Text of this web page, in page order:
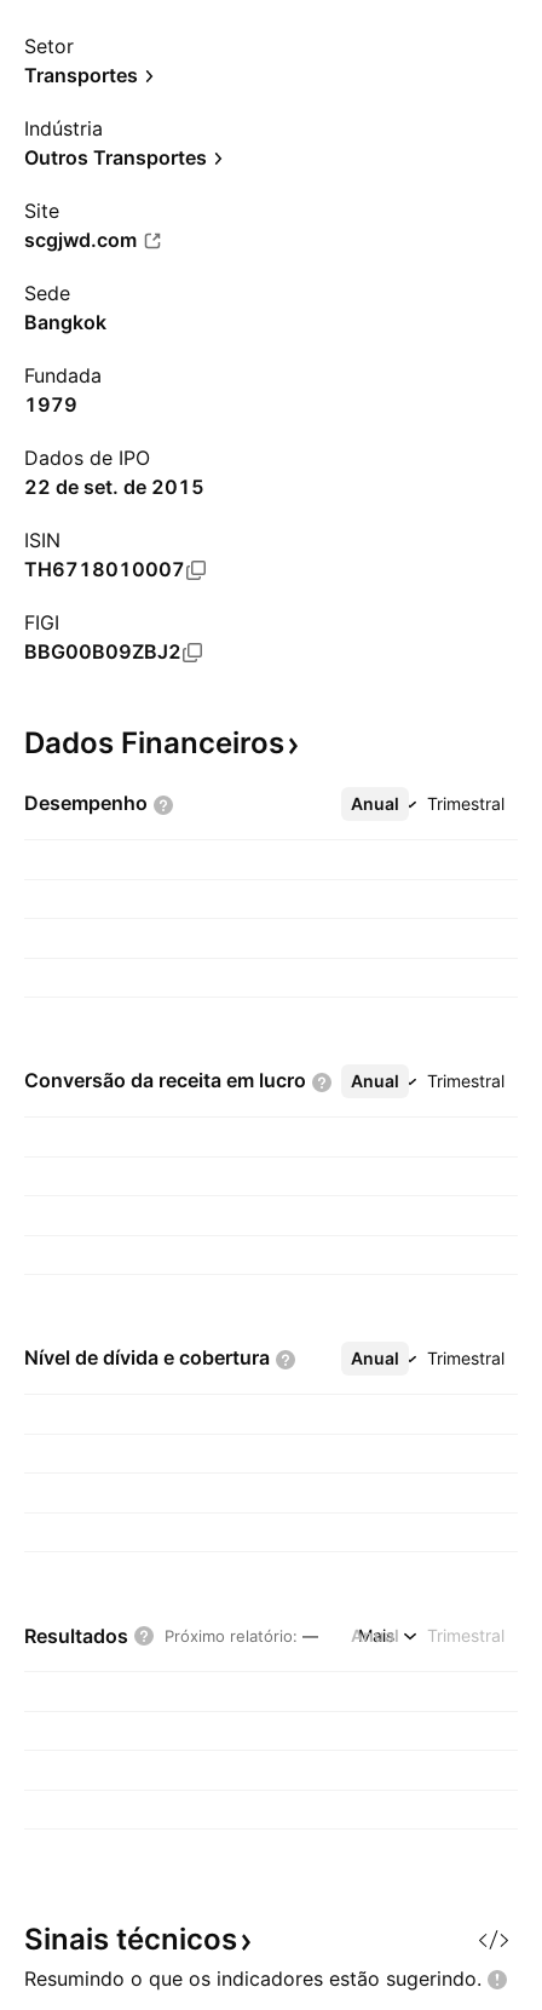
Setor
Transportes
Indústria
Outros Transportes
Site
scgjwd.com
Sede
Bangkok
Fundada
1979
Dados de IPO
22 de set. de 2015
ISIN
TH6718010007
FIGI
BBG00B09ZBJ2
Dados Financeiros
Desempenho Anual Trimestral
Mais
Conversão da receita em lucro Anual Trimestral
Mais
Nível de dívida e cobertura Anual Trimestral
Mais
Resultados Próximo relatório: — Anual Trimestral
Mais
Sinais técnicos
Resumindo o que os indicadores estão sugerindo.